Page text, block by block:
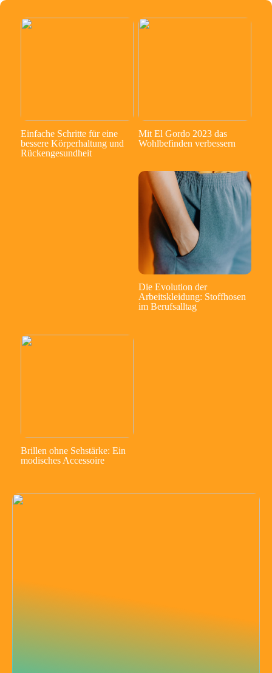
Einfache Schritte für eine
bessere Körperhaltung und
Rückengesundheit
Mit El Gordo 2023 das
Wohlbefinden verbessern
Die Evolution der
Arbeitskleidung: Stoffhosen
im Berufsalltag
Brillen ohne Sehstärke: Ein
modisches Accessoire